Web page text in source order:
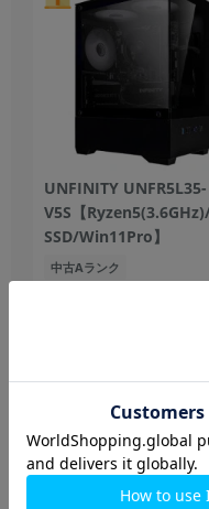
UNFINITY UNFR5L35-
V5S【
SSD/Win11Pro】
中古Aランク
ROG Xbox Ally
(2.8GHz)/16GB/